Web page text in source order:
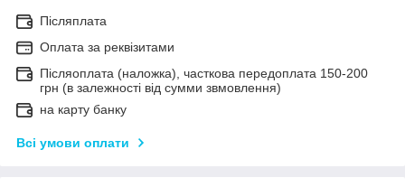
Післяплата
Оплата за реквізитами
Післяоплата (наложка), часткова передоплата 150-200
грн (в залежності від сумми звмовлення)
на карту банку
Всі умови оплати